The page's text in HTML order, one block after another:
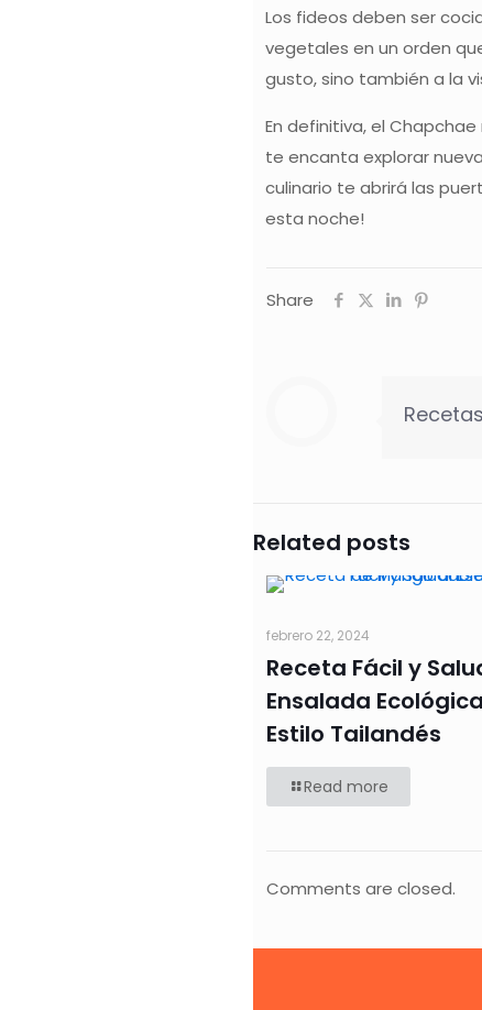
Los fideos deben ser
vegetales en un orden
gusto, sino también a la
En definitiva, el
te encanta explorar
culinario te abrirá las
esta noche!
Share
Related posts
febrero 22, 2024
Receta Fácil y
Ensalada
Estilo Tailandés
Read more
Comments are closed.